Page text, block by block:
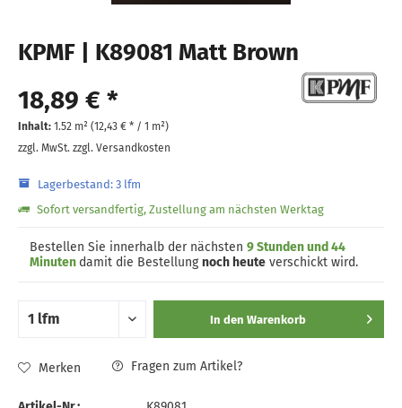
KPMF | K89081 Matt Brown
18,89 € *
Inhalt: 1.52 m² (12,43 € * / 1 m²)
zzgl. MwSt. zzgl. Versandkosten
Lagerbestand: 3 lfm
Sofort versandfertig, Zustellung am nächsten Werktag
Bestellen Sie innerhalb der nächsten 9 Stunden und 44
Minuten damit die Bestellungnoch heute verschickt wird.
In den Warenkorb
Merken Fragen zum Artikel?